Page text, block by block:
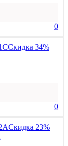
0
Скидка 34%
0
Скидка 23%